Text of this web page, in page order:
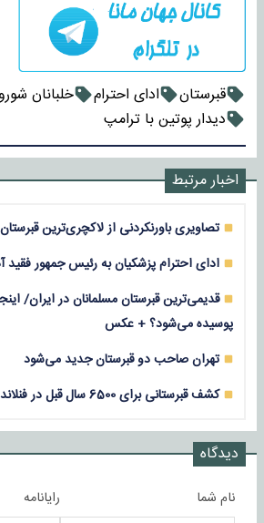
قبرستان ادای احترام
خلبانان
دیدار پوتین با ترامپ
اخبار مرتبط
تصاویری باورنکردنی از لاکچری‌ترین
ادای احترام پزشکیان به رئیس جمهور فقید
قدیمی‌ترین قبرستان مسلمانان در ایران/
پوسیده می‌شود؟ + عکس
تهران صاحب دو قبرستان جدید می‌شود
کشف قبرستانی برای 6500 سال قبل در فنلاند + عکس
دیدگاه
نام شما رایانامه